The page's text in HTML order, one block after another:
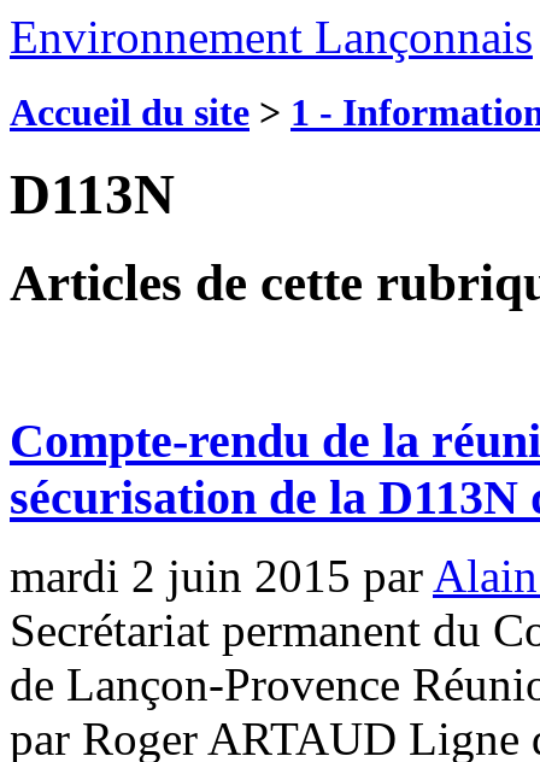
Environnement Lançonnais
Accueil du site > 1 -
D113N
Articles de cette
Compte-rendu de la
sécurisation de la
mardi 2 juin 2015 par
Secrétariat permanent du
de Lançon-Provence
par Roger ARTAUD Ligne